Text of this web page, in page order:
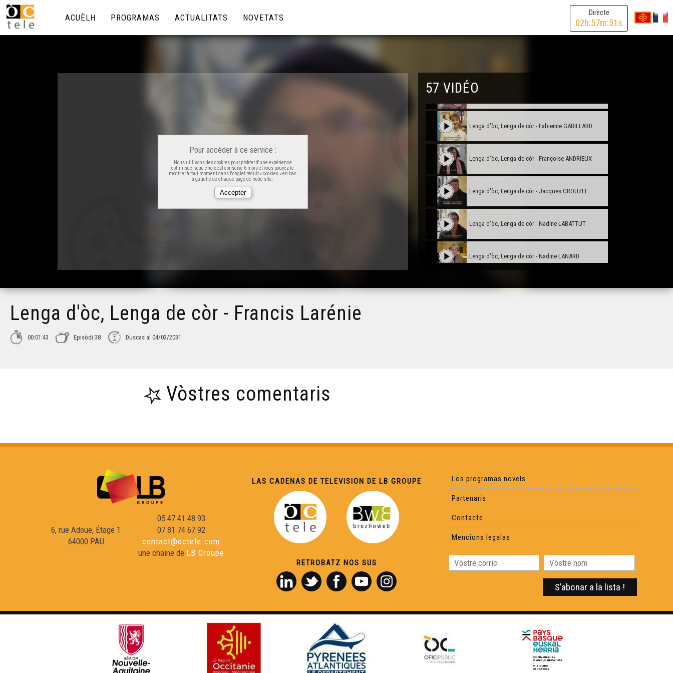
Dirècte
02h:57m:51s
ACUÈLH PROGRAMAS ACTUALITATS NOVETATS
Pour accéder à ce service :
Nous utilisons des cookies pour profiter d'une expérience
optimisée, votre choix est conservé 6 mois et vous pouvez le
modifier à tout moment dans l'onglet réduit « cookies » en bas
à gauche de chaque page de notre site.
57 VIDÉO
Lenga d'òc, Lenga de còr - Alban GARROS
Lenga d'òc, Lenga de còr - Delphine FRIOT
Lenga d'òc, Lenga de còr - Fabienne GABILLARD
Lenga d'òc, Lenga de còr - Françoise ANDRIEUX
Lenga d'òc, Lenga de còr - Jacques CROUZEL
Lenga d'òc, Lenga de còr - Nadine LABATTUT
Lenga d'òc, Lenga de còr - Nadine LANARD
Lenga d'òc, Lenga de còr - Serge LESPINASSE
Lenga d'òc, Lenga de còr - Francis Larénie
00:01:43 Episòdi 38 Duscas al 04/03/2031
Vòstres comentaris
6, rue Adoue, Étage 1
64000 PAU
05 47 41 48 93
07 81 74 67 92
contact@octele.com
une chaine de LB Groupe
LAS CADENAS DE TELEVISION DE LB GROUPE
RETROBATZ NOS SUS
Los programas novels
Partenaris
Contacte
Mencions legalas